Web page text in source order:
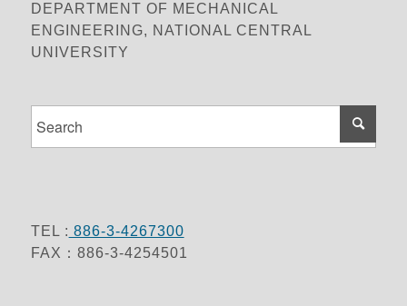
DEPARTMENT OF MECHANICAL
ENGINEERING, NATIONAL CENTRAL
UNIVERSITY
TEL : 886-3-4267300
FAX：886-3-4254501